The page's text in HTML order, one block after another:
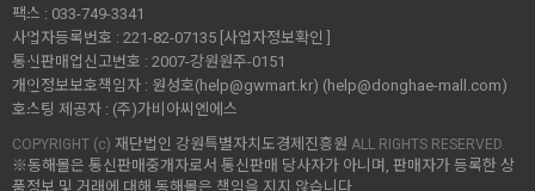
팩스 : 033-749-3341
사업자등록번호 : 221-82-07135 [사업자정보확인 ]
통신판매업신고번호 : 2007-강원원주-0151
개인정보보호책임자 : 원성호(help@gwmart.kr) (help@donghae-mall.com)
호스팅 제공자 : (주)가비아씨엔에스
COPYRIGHT (c) 재단법인 강원특별자치도경제진흥원 ALL RIGHTS RESERVED.
※동해몰은 통신판매중개자로서 통신판매 당사자가 아니며, 판매자가 등록한 상
품정보 및 거래에 대해 동해몰은 책임을 지지 않습니다.